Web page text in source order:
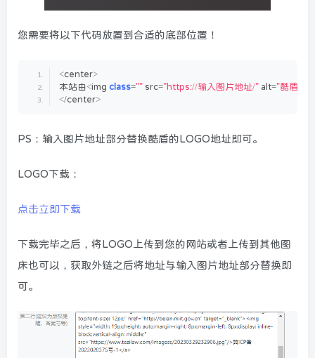
您需要将以下代码放置到合适的底部位置！
<center>
本站由<img class="" src="https://输入图片地址/" alt="酷盾安
</center>
PS：输入图片地址部分替换酷盾的LOGO地址即可。
LOGO下载：
点击立即下载
下载完毕之后，将LOGO上传到您的网站或者上传到其他图
床也可以，获取外链之后将地址与输入图片地址部分替换即
可。